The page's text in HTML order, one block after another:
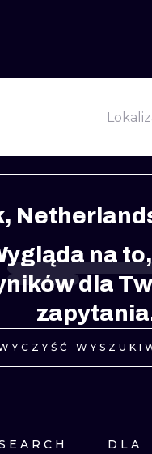
STYLE
KALIGRAFIA
NEW SCHOOL
BIOMECHANIKA
TRIBAL
RYCINOWE
KRESKÓWKOWE
na
dla
DLA